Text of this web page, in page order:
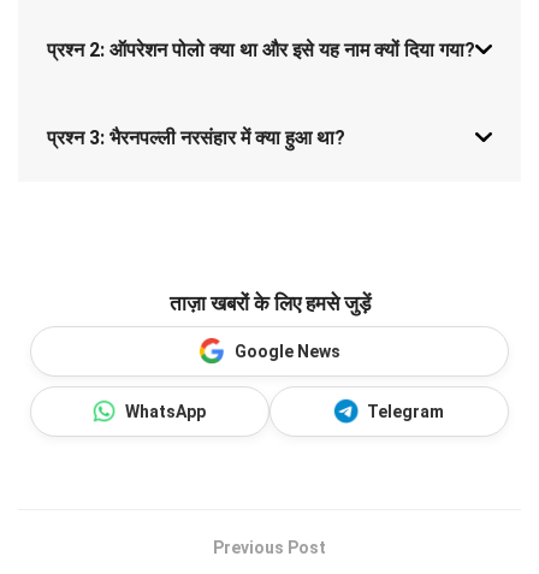
प्रश्न 2: ऑपरेशन पोलो क्या था और इसे यह नाम क्यों दिया गया?
प्रश्न 3: भैरनपल्ली नरसंहार में क्या हुआ था?
ताज़ा खबरों के लिए हमसे जुड़ें
Google News
WhatsApp Telegram
Previous Post